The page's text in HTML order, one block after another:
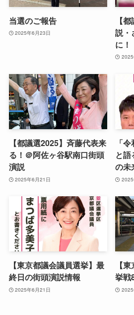
当選のご報告
2025年6月23日
【
説・
に！
【都議選2025】斉藤代表来
る！＠阿佐ヶ谷駅南口街頭
演説
2025年6月21日
「
と
の未
【東京都議会議員選挙】最
終日の街頭演説情報
2025年6月21日
【
挙戦